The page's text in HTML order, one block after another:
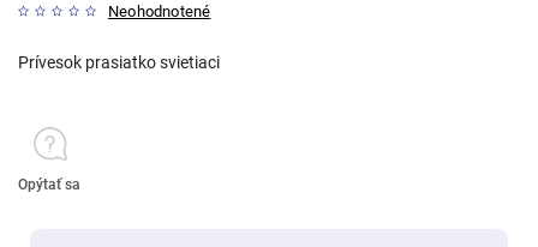
Neohodnotené
Prívesok prasiatko svietiaci
Opýtať sa